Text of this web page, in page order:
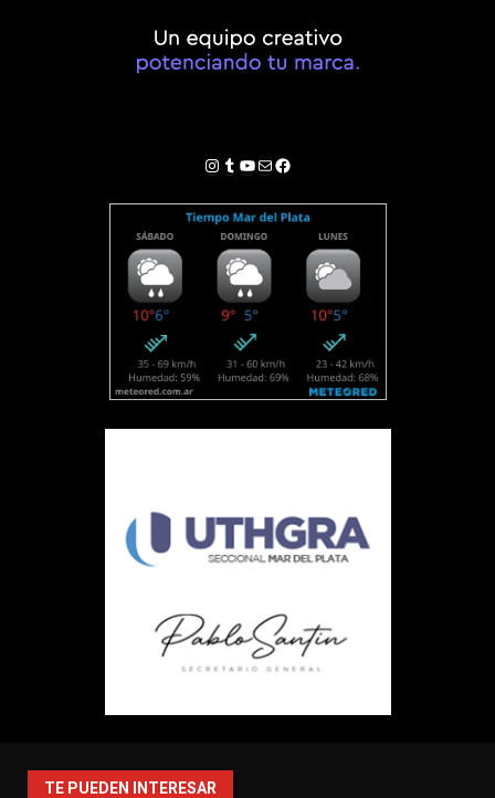
Instagram
Tumblr
YouTube
Correo electrónico
Facebook
TE PUEDEN INTERESAR